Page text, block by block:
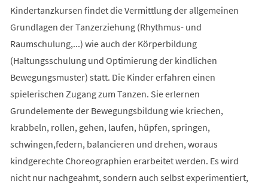
Kindertanzkursen findet die Vermittlung der allgemeinen
Grundlagen der Tanzerziehung (Rhythmus- und
Raumschulung,...) wie auch der Körperbildung
(Haltungsschulung und Optimierung der kindlichen
Bewegungsmuster) statt. Die Kinder erfahren einen
spielerischen Zugang zum Tanzen. Sie erlernen
Grundelemente der Bewegungsbildung wie kriechen,
krabbeln, rollen, gehen, laufen, hüpfen, springen,
schwingen,federn, balancieren und drehen, woraus
kindgerechte Choreographien erarbeitet werden. Es wird
nicht nur nachgeahmt, sondern auch selbst experimentiert,